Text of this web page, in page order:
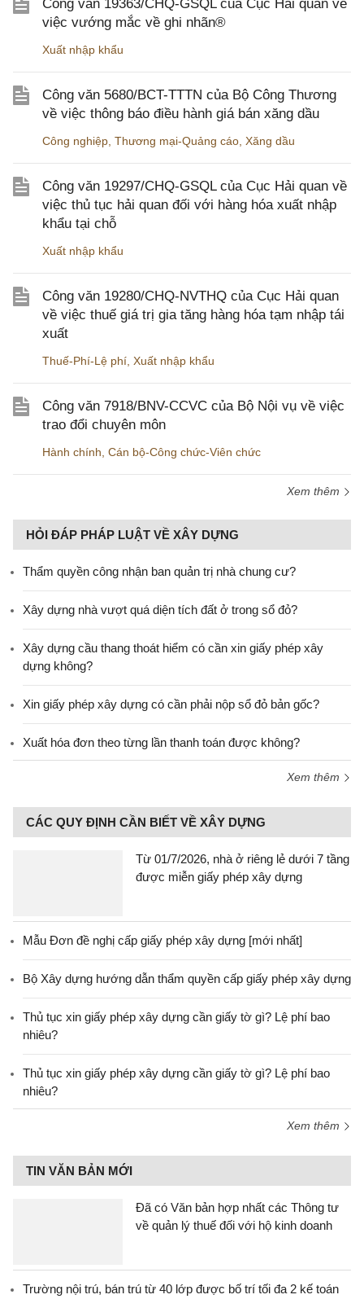
Công văn 19363/CHQ-GSQL của Cục Hải quan về
việc vướng mắc về ghi nhãn®
Xuất nhập khẩu
Công văn 5680/BCT-TTTN của Bộ Công Thương
về việc thông báo điều hành giá bán xăng dầu
Công nghiệp Thương mại-Quảng cáo Xăng dầu
Công văn 19297/CHQ-GSQL của Cục Hải quan về
việc thủ tục hải quan đối với hàng hóa xuất nhập
khẩu tại chỗ
Xuất nhập khẩu
Công văn 19280/CHQ-NVTHQ của Cục Hải quan
về việc thuế giá trị gia tăng hàng hóa tạm nhập tái
xuất
Thuế-Phí-Lệ phí Xuất nhập khẩu
Công văn 7918/BNV-CCVC của Bộ Nội vụ về việc
trao đổi chuyên môn
Hành chính Cán bộ-Công chức-Viên chức
Xem thêm
HỎI ĐÁP PHÁP LUẬT VỀ XÂY DỰNG
Thẩm quyền công nhận ban quản trị nhà chung cư?
Xây dựng nhà vượt quá diện tích đất ở trong sổ đỏ?
Xây dựng cầu thang thoát hiểm có cần xin giấy phép xây
dựng không?
Xin giấy phép xây dựng có cần phải nộp sổ đỏ bản gốc?
Xuất hóa đơn theo từng lần thanh toán được không?
Xem thêm
CÁC QUY ĐỊNH CẦN BIẾT VỀ XÂY DỰNG
Từ 01/7/2026, nhà ở riêng lẻ dưới 7 tầng
được miễn giấy phép xây dựng
Mẫu Đơn đề nghị cấp giấy phép xây dựng [mới nhất]
Bộ Xây dựng hướng dẫn thẩm quyền cấp giấy phép xây dựng
Thủ tục xin giấy phép xây dựng cần giấy tờ gì? Lệ phí bao
nhiêu?
Thủ tục xin giấy phép xây dựng cần giấy tờ gì? Lệ phí bao
nhiêu?
Xem thêm
TIN VĂN BẢN MỚI
Đã có Văn bản hợp nhất các Thông tư
về quản lý thuế đối với hộ kinh doanh
Trường nội trú, bán trú từ 40 lớp được bố trí tối đa 2 kế toán